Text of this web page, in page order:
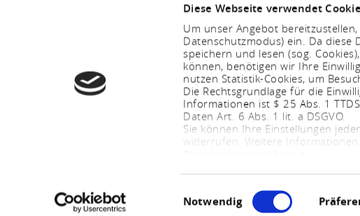
Diese Webseite verwendet
Um unser Angebot
Datenschutzmodus) ein. Da
speichern und lesen (sog.
können, benötigen wir Ihre
nutzen Statistik-Cookies, um
Die Rechtsgrundlage für die
Informationen ist $ 25 Abs. 1
Daten Art. 6 Abs. 1 lit. a DSGVO.
Sie können Ihre Einstellungen
widerrufen. Weitere
Einwilligungsauswahl
Notwendig